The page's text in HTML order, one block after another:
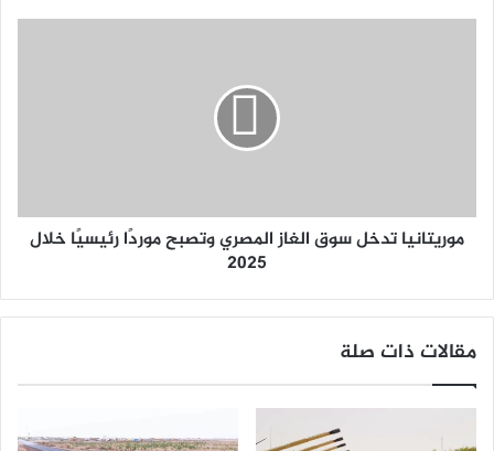
موريتانيا تدخل سوق الغاز المصري وتصبح موردًا رئيسيًا خلال
2025
مقالات ذات صلة